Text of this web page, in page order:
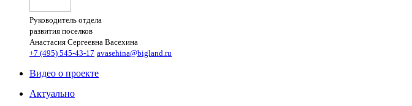
Руководитель отдела
развития поселков
Анастасия Сергеевна Васехина
+7 (495) 545-43-17 avasehina@bigland.ru
Видео о проекте
Актуально